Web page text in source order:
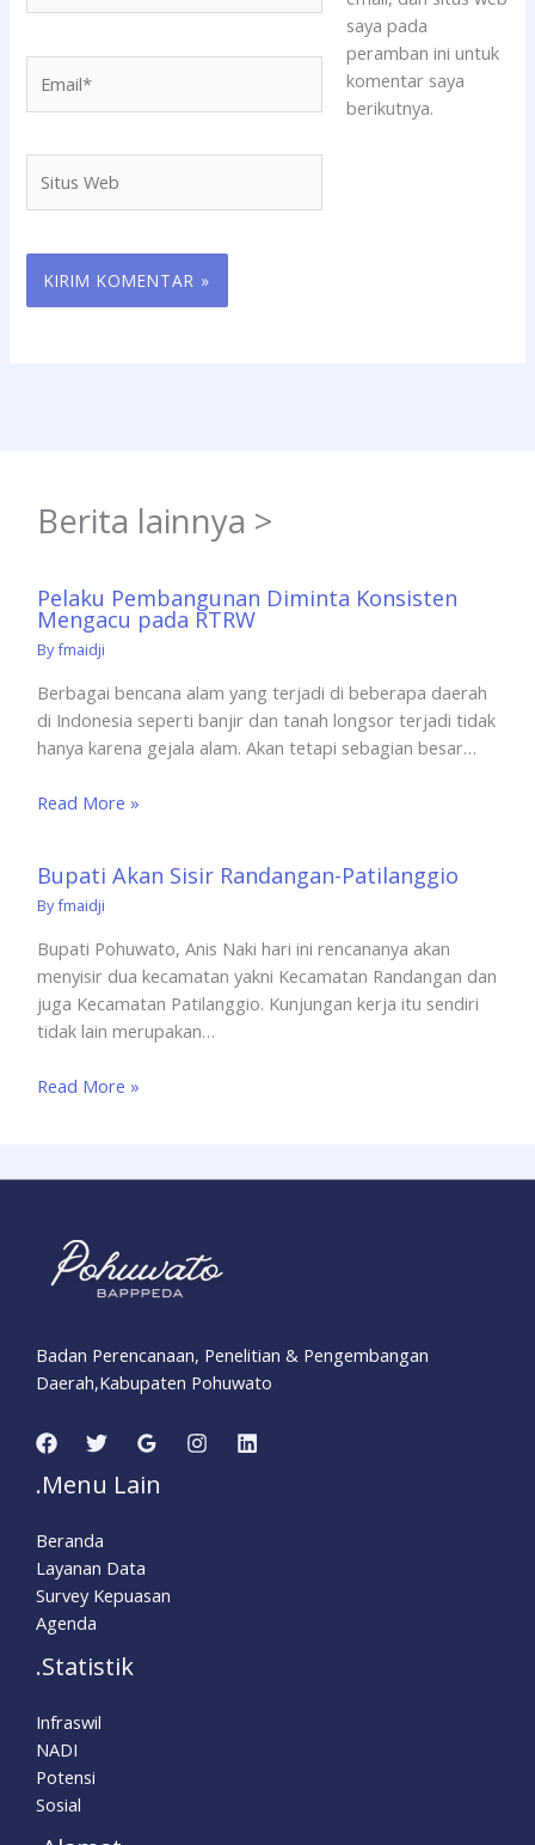
Web
saya pada
peramban ini untuk
komentar saya
berikutnya.
Berita lainnya >
Pelaku Pembangunan Diminta Konsisten
Mengacu pada RTRW
Byfmaidji
Berbagai bencana alam yang terjadi di beberapa daerah
di Indonesia seperti banjir dan tanah longsor terjadi tidak
hanya karena gejala alam. Akan tetapi sebagian besar…
Read More »
Bupati Akan Sisir Randangan-Patilanggio
Byfmaidji
Bupati Pohuwato, Anis Naki hari ini rencananya akan
menyisir dua kecamatan yakni Kecamatan Randangan dan
juga Kecamatan Patilanggio. Kunjungan kerja itu sendiri
tidak lain merupakan…
Read More »
Badan Perencanaan, Penelitian & Pengembangan
Daerah,Kabupaten Pohuwato
.Menu Lain
Beranda
Layanan Data
Survey Kepuasan
Agenda
.Statistik
Infraswil
NADI
Potensi
Sosial